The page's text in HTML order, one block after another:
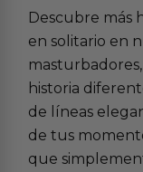
Descubre más
en solitario en
masturbadores
historia
de líneas
de tus
que